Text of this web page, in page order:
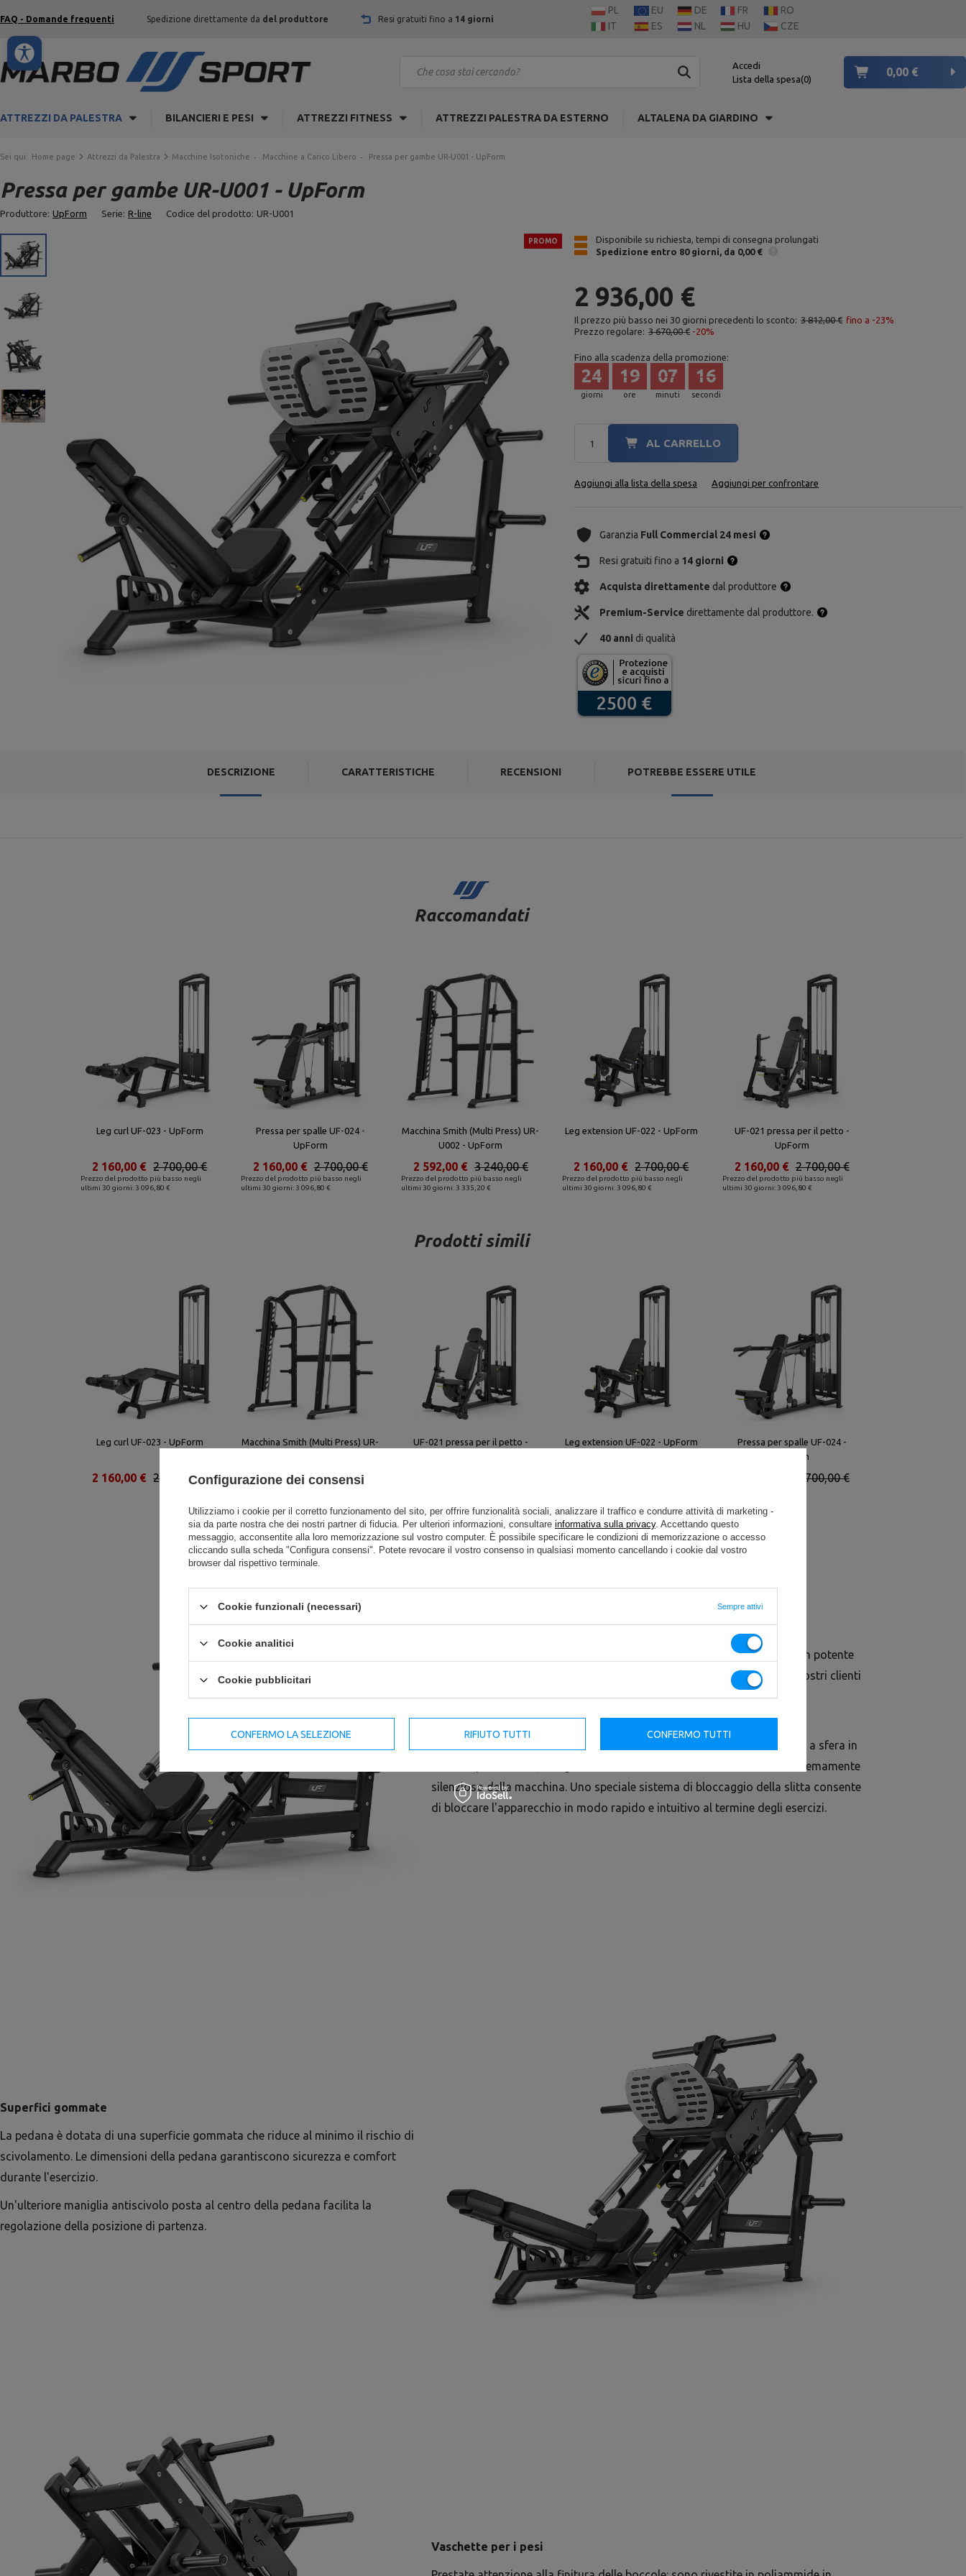
FAQ - Domande frequenti Spedizione direttamente da del produttore Resi gratuiti fino a 14 giorni
PL EU DE FR
RO
IT
ES NL HU CZE
Accedi
Lista della spesa 0
0,00 €
ATTREZZI DA PALESTRA BILANCIERI E PESI ATTREZZI FITNESS ATTREZZI PALESTRA DA ESTERNO ALTALENA DA GIARDINO
Sei qui: Home page Attrezzi da Palestra Macchine Isotoniche Macchine a Carico Libero Pressa per gambe UR-U001 - UpForm
Pressa per gambe UR-U001 - UpForm
Produttore: UpForm Serie: R-line Codice del prodotto: UR-U001
PROMO
Disponibile su richiesta, tempi di consegna prolungati
Spedizione entro 80 giorni da 0,00 €
2 936,00 €
Il prezzo più basso nei 30 giorni precedenti lo sconto: 3 812,00 € fino a -23%
Prezzo regolare: 3 670,00 € -20%
Fino alla scadenza della promozione:
giorni
24
ore
19
minuti
07
secondi
15
AL CARRELLO
Aggiungi alla lista della spesa Aggiungi per confrontare
Garanzia Full Commercial 24 mesi
Resi gratuiti fino a 14 giorni
Acquista direttamente dal produttore
Premium-Service direttamente dal produttore.
40 anni di qualità
DESCRIZIONE CARATTERISTICHE RECENSIONI POTREBBE ESSERE UTILE
Raccomandati
Leg curl UF-023 - UpForm
Prezzo del prodotto più basso negli
ultimi 30 giorni: 3 096,80 €
2 700,00 €
2 160,00 €
Pressa per spalle UF-024 -
UpForm
Prezzo del prodotto più basso negli
ultimi 30 giorni: 3 096,80 €
2 700,00 €
2 160,00 €
Macchina Smith (Multi Press) UR-
U002 - UpForm
Prezzo del prodotto più basso negli
ultimi 30 giorni: 3 335,20 €
3 240,00 €
2 592,00 €
Leg extension UF-022 - UpForm
Prezzo del prodotto più basso negli
ultimi 30 giorni: 3 096,80 €
2 700,00 €
2 160,00 €
UF-021 pressa per il petto -
UpForm
Prezzo del prodotto più basso negli
ultimi 30 giorni: 3 096,80 €
2 700,00 €
2 160,00 €
Prodotti simili
Leg curl UF-023 - UpForm
2 700,00 €
2 160,00 €
Macchina Smith (Multi Press) UR-
3 240,00 €
2 592,00 €
UF-021 pressa per il petto -
Leg extension UF-022 - UpForm
Pressa per spalle UF-024 -
UpForm
2 700,00 €
La pressa per gambe UR-U001 è un'attrezzatura professionale dal design potente
di cui nessuna palestra dovrebbe fare a meno. Con questa macchina, i vostri clienti
potranno allenare le gambe in tutta sicurezza.
bloccaggio e guida del carrello. Il carrello si muove su rulli con cuscinetti a sfera in
robusto poliammide, che garantiscono un funzionamento fluido ed estremamente
silenzioso della macchina. Uno speciale sistema di bloccaggio della slitta consente
di bloccare l'apparecchio in modo rapido e intuitivo al termine degli esercizi.
Superfici gommate
La pedana è dotata di una superficie gommata che riduce al minimo il rischio di
scivolamento. Le dimensioni della pedana garantiscono sicurezza e comfort
durante l'esercizio.
Un'ulteriore maniglia antiscivolo posta al centro della pedana facilita la
regolazione della posizione di partenza.
Vaschette per i pesi
Configurazione dei consensi
Utilizziamo i cookie per il corretto funzionamento del sito, per offrire funzionalità sociali, analizzare il traffico e condurre attività di marketing -
sia da parte nostra che dei nostri partner di fiducia. Per ulteriori informazioni, consultare informativa sulla privacy. Accettando questo
messaggio, acconsentite alla loro memorizzazione sul vostro computer. È possibile specificare le condizioni di memorizzazione o accesso
cliccando sulla scheda "Configura consensi". Potete revocare il vostro consenso in qualsiasi momento cancellando i cookie dal vostro
browser dal rispettivo terminale.
Cookie funzionali (necessari) Sempre attivi
Cookie analitici
Cookie pubblicitari
CONFERMO LA SELEZIONE RIFIUTO TUTTI CONFERMO TUTTI